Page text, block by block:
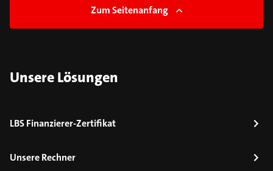
Zum Seitenanfang
Unsere Lösungen
LBS Finanzierer-Zertifikat
Unsere Rechner